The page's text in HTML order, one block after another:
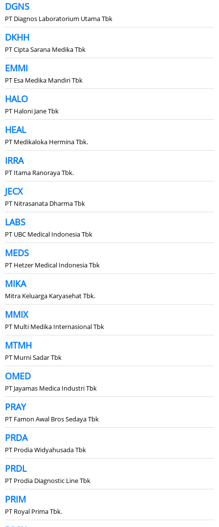
DGNS
PT Diagnos Laboratorium Utama Tbk
DKHH
PT Cipta Sarana Medika Tbk
EMMI
PT Esa Medika Mandiri Tbk
HALO
PT Haloni Jane Tbk
HEAL
PT Medikaloka Hermina Tbk.
IRRA
PT Itama Ranoraya Tbk.
JECX
PT Nitrasanata Dharma Tbk
LABS
PT UBC Medical Indonesia Tbk
MEDS
PT Hetzer Medical Indonesia Tbk
MIKA
Mitra Keluarga Karyasehat Tbk.
MMIX
PT Multi Medika Internasional Tbk
MTMH
PT Murni Sadar Tbk
OMED
PT Jayamas Medica Industri Tbk
PRAY
PT Famon Awal Bros Sedaya Tbk
PRDA
PT Prodia Widyahusada Tbk
PRDL
PT Prodia Diagnostic Line Tbk
PRIM
PT Royal Prima Tbk.